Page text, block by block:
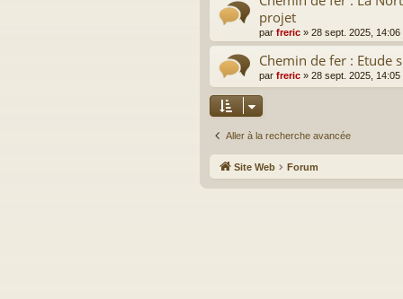
projet
par freric » 28 sept. 2025, 14:06
Chemin de fer : Etude
par freric » 28 sept. 2025, 14:05
Aller à la recherche avancée
Site Web Forum